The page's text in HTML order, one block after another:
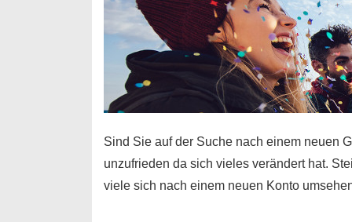
Einkommensnachweis
Sind Sie auf der Suche nach einem neuen
unzufrieden da sich vieles verändert hat.
viele sich nach einem neuen Konto